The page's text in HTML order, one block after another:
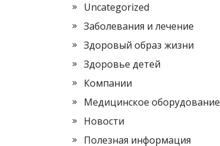
Uncategorized
Заболевания и лечение
Здоровый образ жизни
Здоровье детей
Компании
Медицинское оборудование
Новости
Полезная информация